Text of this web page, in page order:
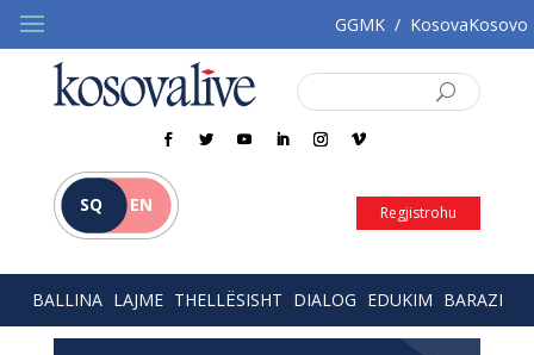
GGMK / KosovaKosovo
SQ EN Regjistrohu
BALLINA LAJME THELLËSISHT DIALOG EDUKIM BARAZI